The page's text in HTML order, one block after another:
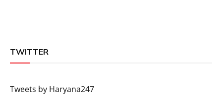
TWITTER
Tweets by Haryana247